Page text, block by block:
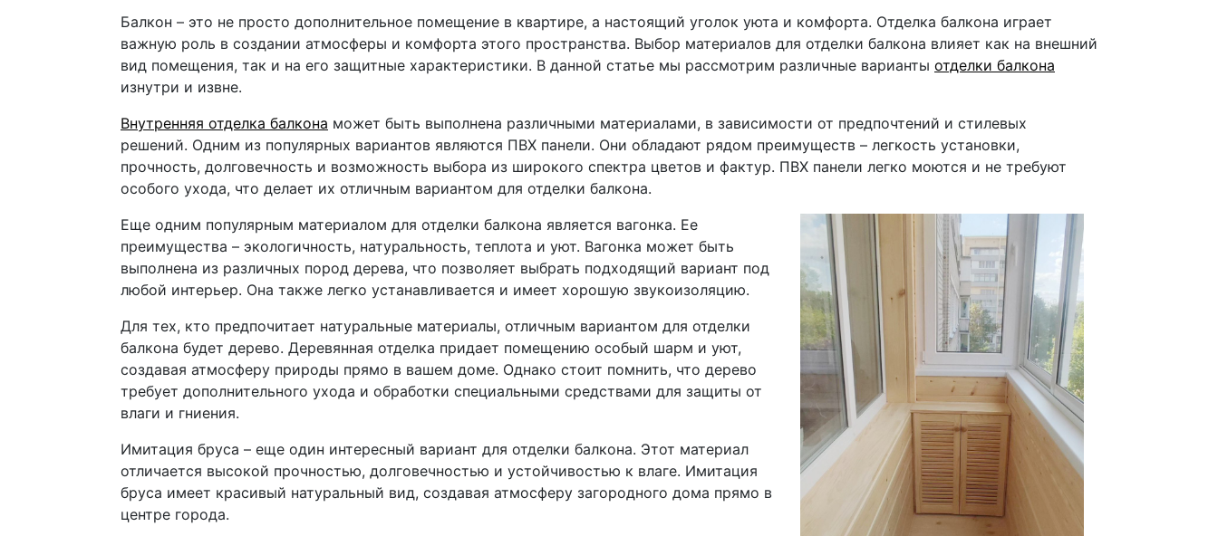
Балкон – это не просто дополнительное помещение в квартире, а настоящий уголок уюта и комфорта. Отделка балкона играет
важную роль в создании атмосферы и комфорта этого пространства. Выбор материалов для отделки балкона влияет как на внешний
вид помещения, так и на его защитные характеристики. В данной статье мы рассмотрим различные варианты отделки балкона
изнутри и извне.
Внутренняя отделка балкона может быть выполнена различными материалами, в зависимости от предпочтений и стилевых
решений. Одним из популярных вариантов являются ПВХ панели. Они обладают рядом преимуществ – легкость установки,
прочность, долговечность и возможность выбора из широкого спектра цветов и фактур. ПВХ панели легко моются и не требуют
особого ухода, что делает их отличным вариантом для отделки балкона.
Еще одним популярным материалом для отделки балкона является вагонка. Ее
преимущества – экологичность, натуральность, теплота и уют. Вагонка может быть
выполнена из различных пород дерева, что позволяет выбрать подходящий вариант под
любой интерьер. Она также легко устанавливается и имеет хорошую звукоизоляцию.
Для тех, кто предпочитает натуральные материалы, отличным вариантом для отделки
балкона будет дерево. Деревянная отделка придает помещению особый шарм и уют,
создавая атмосферу природы прямо в вашем доме. Однако стоит помнить, что дерево
требует дополнительного ухода и обработки специальными средствами для защиты от
влаги и гниения.
Имитация бруса – еще один интересный вариант для отделки балкона. Этот материал
отличается высокой прочностью, долговечностью и устойчивостью к влаге. Имитация
бруса имеет красивый натуральный вид, создавая атмосферу загородного дома прямо в
центре города.